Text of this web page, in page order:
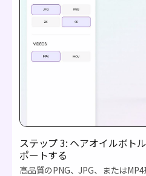
ステップ 3: ヘアオイルボト
ポートする
高品質のPNG、JPG、または